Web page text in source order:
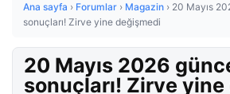
Ana sayfa › Forumlar › Magazin › 20 Mayıs
sonuçları! Zirve yine değişmedi
20 Mayıs 2026
sonuçları! Zirve